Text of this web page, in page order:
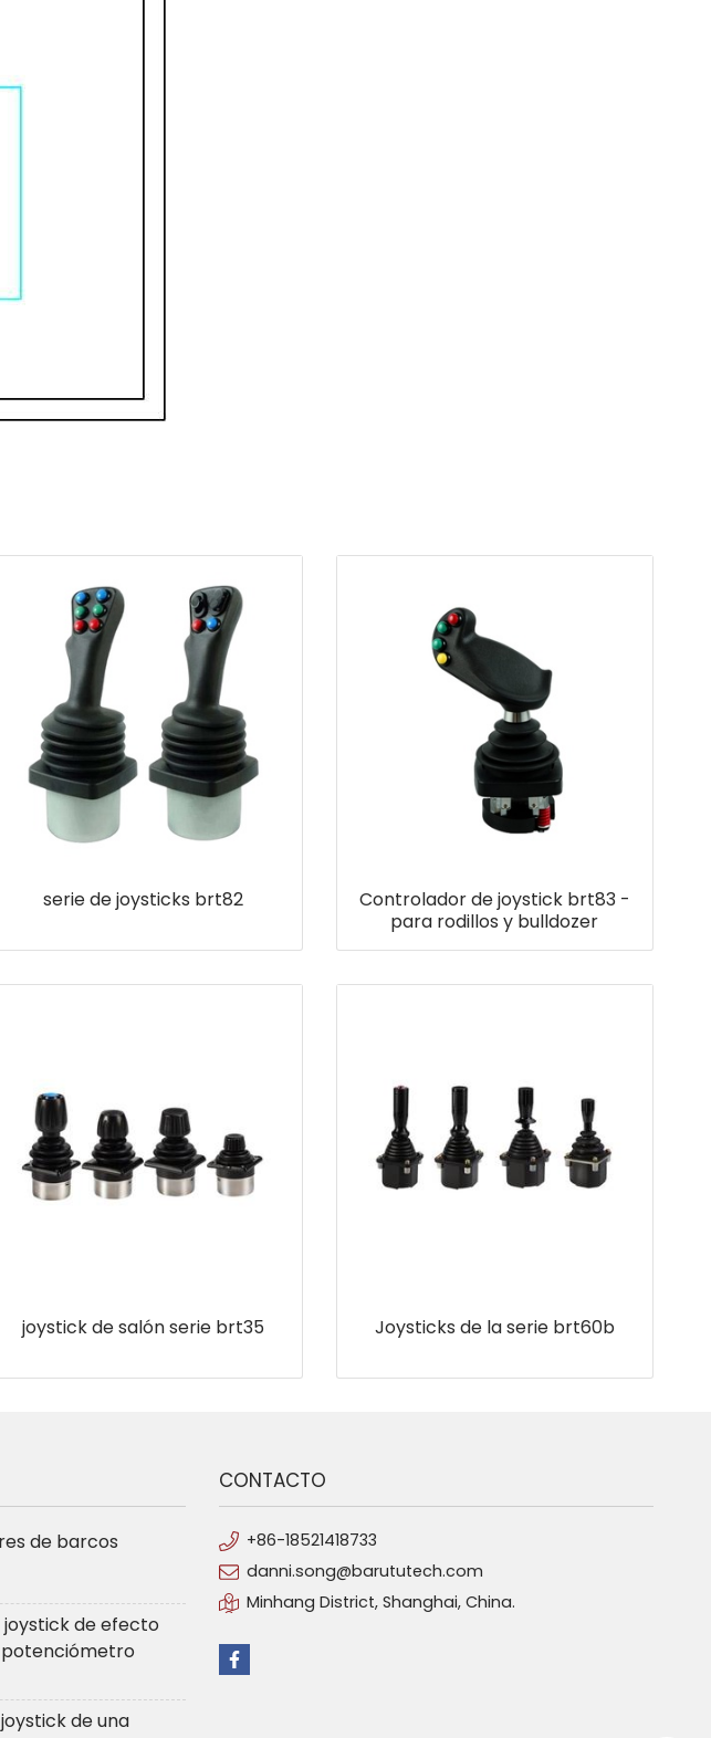
serie de joysticks brt82
Controlador de joystick brt83 -
para rodillos y bulldozer
joystick de salón serie brt35 Joysticks de la serie brt60b
de barcos
de efecto
potenciómetro
de una
CONTACTO
+86-18521418733
danni.song@barututech.com
Minhang District, Shanghai, China.